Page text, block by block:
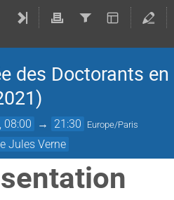
des Doctorants
08:00 → 21:30 Europe/Paris
Jules Verne